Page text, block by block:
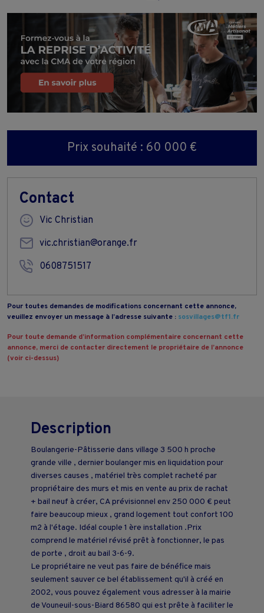
Prix souhaité : 60 000 €
Contact
Vic Christian
vic.christian@orange.fr
0608751517
Pour toutes demandes de modifications concernant cette annonce,
veuillez envoyer un message à l’adresse suivante : sosvillages@tf1.fr
Pour toute demande d’information complémentaire concernant cette
annonce, merci de contacter directement le propriétaire de l’annonce
(voir ci-dessus)
Description
Boulangerie-Pâtisserie dans village 3 500 h proche
grande ville , dernier boulanger mis en liquidation pour
diverses causes , matériel très complet racheté par
propriétaire des murs et mis en vente au prix de rachat
+ bail neuf à créer, CA prévisionnel env 250 000 € peut
faire beaucoup mieux , grand logement tout confort 100
m2 à l'étage. Idéal couple 1 ère installation .Prix
comprend le matériel révisé prêt à fonctionner, le pas
de porte , droit au bail 3-6-9.
Le propriétaire ne veut pas faire de bénéfice mais
seulement sauver ce bel établissement qu'il à créé en
2002, vous pouvez également vous adresser à la mairie
de Vouneuil-sous-Biard 86580 qui est prête à faciliter le